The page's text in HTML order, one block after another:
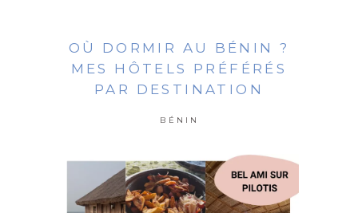
OÙ DORMIR AU BÉNIN ?
MES HÔTELS PRÉFÉRÉS
PAR DESTINATION
BÉNIN